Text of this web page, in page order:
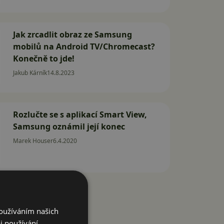
Jak zrcadlit obraz ze Samsung
mobilů na Android TV/Chromecast?
Konečně to jde!
Jakub Kárník14.8.2023
Rozlučte se s aplikací Smart View,
Samsung oznámil její konec
Marek Houser6.4.2020
našich